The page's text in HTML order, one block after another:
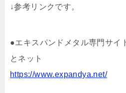
↓参考リンクです。
●エキスパンドメタル専門サイ
とネット
https://www.expandya.net/